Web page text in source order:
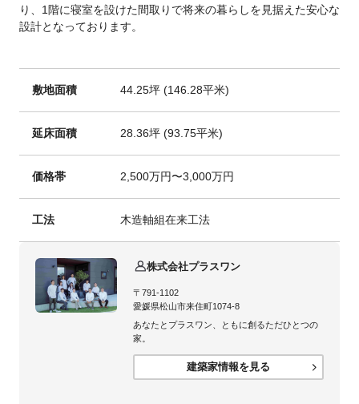
り、1階に寝室を設けた間取りで将来の暮らしを見据えた安心な
設計となっております。
敷地面積 44.25坪 (146.28平米)
延床面積 28.36坪 (93.75平米)
価格帯 2,500万円〜3,000万円
工法 木造軸組在来工法
株式会社プラスワン
〒791-1102
愛媛県松山市来住町1074-8
あなたとプラスワン、ともに創るただひとつの
家。
建築家情報を見る